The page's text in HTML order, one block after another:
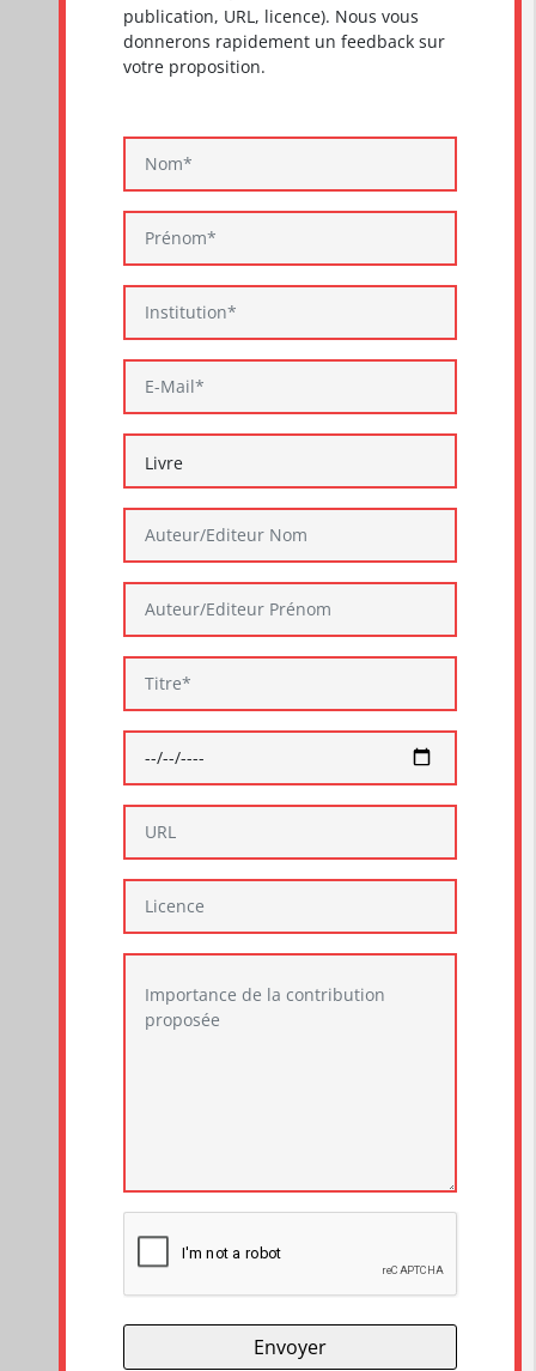
publication, URL, licence). Nous vous
donnerons rapidement un feedback sur
votre proposition.
Envoyer